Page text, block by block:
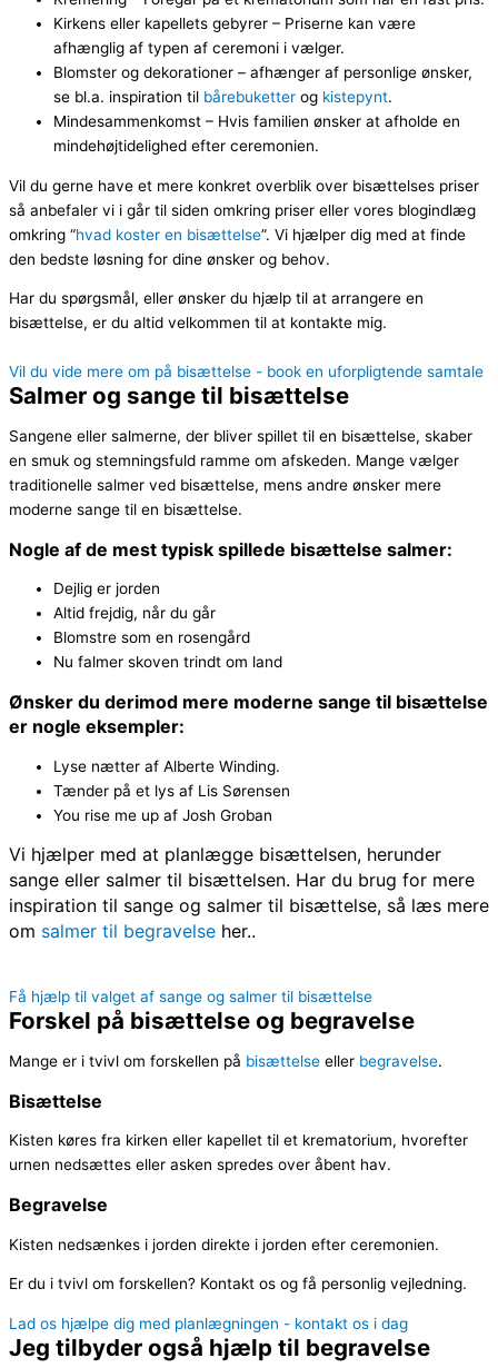
Kirkens eller kapellets gebyrer – Priserne kan være
afhænglig af typen af ceremoni i vælger.
Blomster og dekorationer – afhænger af personlige ønsker,
se bl.a. inspiration til bårebuketter og kistepynt.
Mindesammenkomst – Hvis familien ønsker at afholde en
mindehøjtidelighed efter ceremonien.
Vil du gerne have et mere konkret overblik over bisættelses priser
så anbefaler vi i går til siden omkring priser eller vores blogindlæg
omkring “hvad koster en bisættelse”. Vi hjælper dig med at finde
den bedste løsning for dine ønsker og behov.
Har du spørgsmål, eller ønsker du hjælp til at arrangere en
bisættelse, er du altid velkommen til at kontakte mig.
Vil du vide mere om på bisættelse - book en uforpligtende samtale
Salmer og sange til bisættelse
Sangene eller salmerne, der bliver spillet til en bisættelse, skaber
en smuk og stemningsfuld ramme om afskeden. Mange vælger
traditionelle salmer ved bisættelse, mens andre ønsker mere
moderne sange til en bisættelse.
Nogle af de mest typisk spillede bisættelse salmer:
Dejlig er jorden
Altid frejdig, når du går
Blomstre som en rosengård
Nu falmer skoven trindt om land
Ønsker du derimod mere moderne sange til bisættelse
er nogle eksempler:
Lyse nætter af Alberte Winding.
Tænder på et lys af Lis Sørensen
You rise me up af Josh Groban
Vi hjælper med at planlægge bisættelsen, herunder
sange eller salmer til bisættelsen. Har du brug for mere
inspiration til sange og salmer til bisættelse, så læs mere
om salmer til begravelse her..
Få hjælp til valget af sange og salmer til bisættelse
Forskel på bisættelse og begravelse
Mange er i tvivl om forskellen på bisættelse eller begravelse.
Bisættelse
Kisten køres fra kirken eller kapellet til et krematorium, hvorefter
urnen nedsættes eller asken spredes over åbent hav.
Begravelse
Kisten nedsænkes i jorden direkte i jorden efter ceremonien.
Er du i tvivl om forskellen? Kontakt os og få personlig vejledning.
Lad os hjælpe dig med planlægningen - kontakt os i dag
Jeg tilbyder også hjælp til begravelse